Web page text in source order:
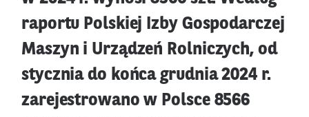
raportu Polskiej Izby Gospodarczej
Maszyn i Urządzeń Rolniczych, od
stycznia do końca grudnia 2024 r.
zarejestrowano w Polsce 8566